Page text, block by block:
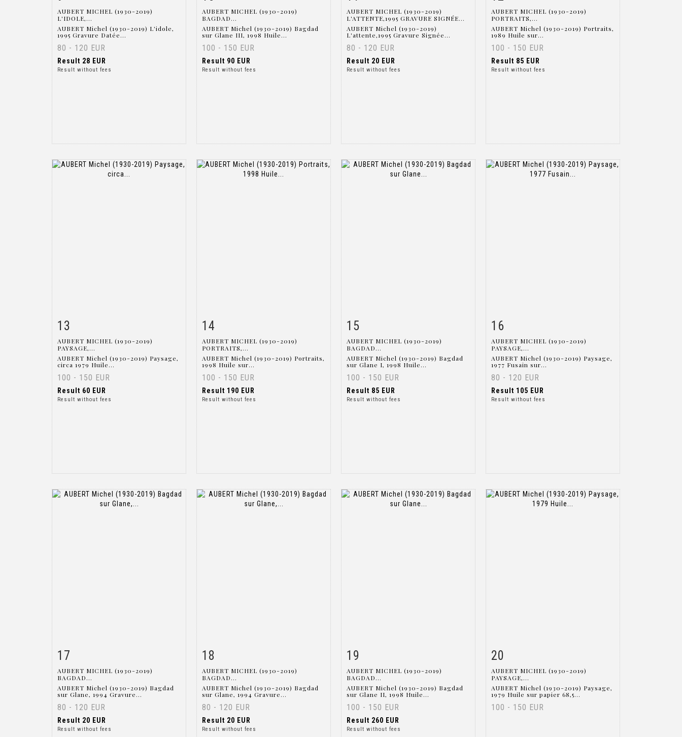
AUBERT MICHEL (1930-2019)
L'IDOLE,...
AUBERT Michel (1930-2019) L'idole,
1995 Gravure Datée...
80 - 120 EUR
Result 28 EUR
Result without fees
AUBERT MICHEL (1930-2019)
BAGDAD...
AUBERT Michel (1930-2019) Bagdad
sur Glane III, 1998 Huile...
100 - 150 EUR
Result 90 EUR
Result without fees
AUBERT MICHEL (1930-2019)
L'ATTENTE,1995 GRAVURE SIGNÉE...
AUBERT Michel (1930-2019)
L'attente,1995 Gravure Signée...
80 - 120 EUR
Result 20 EUR
Result without fees
AUBERT MICHEL (1930-2019)
PORTRAITS,...
AUBERT Michel (1930-2019) Portraits,
1989 Huile sur...
100 - 150 EUR
Result 85 EUR
Result without fees
13
AUBERT MICHEL (1930-2019)
PAYSAGE,...
AUBERT Michel (1930-2019) Paysage,
circa 1979 Huile...
100 - 150 EUR
Result 60 EUR
Result without fees
14
AUBERT MICHEL (1930-2019)
PORTRAITS,...
AUBERT Michel (1930-2019) Portraits,
1998 Huile sur...
100 - 150 EUR
Result 190 EUR
Result without fees
15
AUBERT MICHEL (1930-2019)
BAGDAD...
AUBERT Michel (1930-2019) Bagdad
sur Glane I, 1998 Huile...
100 - 150 EUR
Result 85 EUR
Result without fees
16
AUBERT MICHEL (1930-2019)
PAYSAGE,...
AUBERT Michel (1930-2019) Paysage,
1977 Fusain sur...
80 - 120 EUR
Result 105 EUR
Result without fees
17
AUBERT MICHEL (1930-2019)
BAGDAD...
AUBERT Michel (1930-2019) Bagdad
sur Glane, 1994 Gravure...
80 - 120 EUR
Result 20 EUR
Result without fees
18
AUBERT MICHEL (1930-2019)
BAGDAD...
AUBERT Michel (1930-2019) Bagdad
sur Glane, 1994 Gravure...
80 - 120 EUR
Result 20 EUR
Result without fees
19
AUBERT MICHEL (1930-2019)
BAGDAD...
AUBERT Michel (1930-2019) Bagdad
sur Glane II, 1998 Huile...
100 - 150 EUR
Result 260 EUR
Result without fees
20
AUBERT MICHEL (1930-2019)
PAYSAGE,...
AUBERT Michel (1930-2019) Paysage,
1979 Huile sur papier 68,5...
100 - 150 EUR